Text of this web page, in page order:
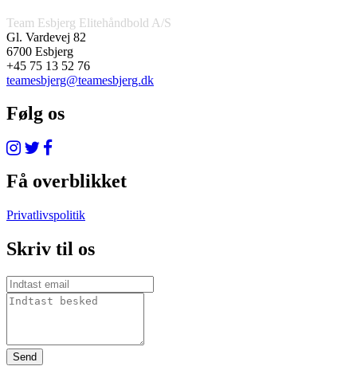
Team Esbjerg Elitehåndbold A/S
Gl. Vardevej 82
6700 Esbjerg
+45 75 13 52 76
teamesbjerg@teamesbjerg.dk
Følg os
Få overblikket
Privatlivspolitik
Skriv til os